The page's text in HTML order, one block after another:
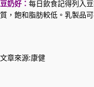
豆奶好： 每日飲食記得列入
質，飽和脂肪較低。乳製品
文章來源:康健